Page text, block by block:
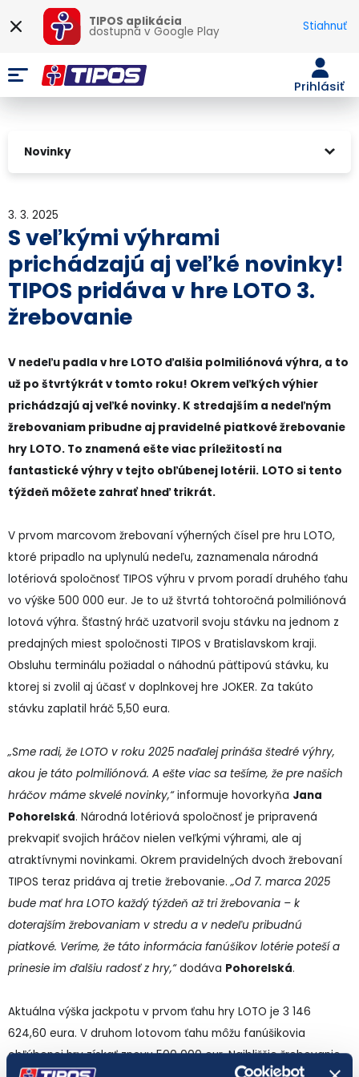
TIPOS aplikácia
dostupná vGoogle Play Stiahnuť
Prihlásiť
Novinky
3. 3. 2025
S veľkými výhrami
prichádzajú aj veľké novinky!
TIPOS pridáva v hre LOTO 3.
žrebovanie
V nedeľu padla v hre LOTO ďalšia polmiliónová výhra, a to
už po štvrtýkrát v tomto roku! Okrem veľkých výhier
prichádzajú aj veľké novinky. K stredajším a nedeľným
žrebovaniam pribudne aj pravidelné piatkové žrebovanie
hry LOTO. To znamená ešte viac príležitostí na
fantastické výhry v tejto obľúbenej lotérii. LOTO si tento
týždeň môžete zahrať hneď trikrát.
V prvom marcovom žrebovaní výherných čísel pre hru LOTO,
ktoré pripadlo na uplynulú nedeľu, zaznamenala národná
lotériová spoločnosť TIPOS výhru v prvom poradí druhého ťahu
vo výške 500 000 eur. Je to už štvrtá tohtoročná polmiliónová
lotová výhra. Šťastný hráč uzatvoril svoju stávku na jednom z
predajných miest spoločnosti TIPOS v Bratislavskom kraji.
Obsluhu terminálu požiadal o náhodnú päťtipovú stávku, ku
ktorej si zvolil aj účasť v doplnkovej hre JOKER. Za takúto
stávku zaplatil hráč 5,50 eura.
„Sme radi, že LOTO v roku 2025 naďalej prináša štedré výhry,
akou je táto polmiliónová. A ešte viac sa tešíme, že pre našich
hráčov máme skvelé novinky,“informuje hovorkyňa Jana
Pohorelská. Národná lotériová spoločnosť je pripravená
prekvapiť svojich hráčov nielen veľkými výhrami, ale aj
atraktívnymi novinkami. Okrem pravidelných dvoch žrebovaní
TIPOS teraz pridáva aj tretie žrebovanie.„Od 7. marca 2025
bude mať hra LOTO každý týždeň až tri žrebovania – k
doterajším žrebovaniam v stredu a v nedeľu pribudnú
piatkové. Veríme, že táto informácia fanúšikov lotérie poteší a
prinesie im ďalšiu radosť z hry,“dodáva Pohorelská.
Aktuálna výška jackpotu v prvom ťahu hry LOTO je 3 146
624,60 eura. V druhom lotovom ťahu môžu fanúšikovia
obľúbenej hry získať znovu 500 000 eur. Najbližšie žrebovanie